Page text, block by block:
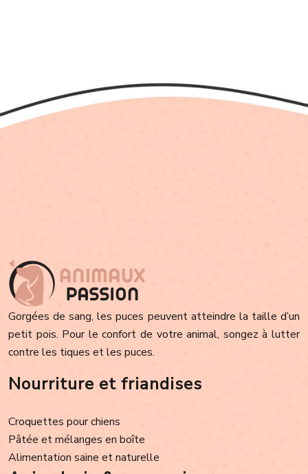
Gorgées de sang, les puces peuvent atteindre la taille d’un
petit pois. Pour le confort de votre animal, songez à lutter
contre les tiques et les puces.
Nourriture et friandises
Croquettes pour chiens
Pâtée et mélanges en boîte
Alimentation saine et naturelle